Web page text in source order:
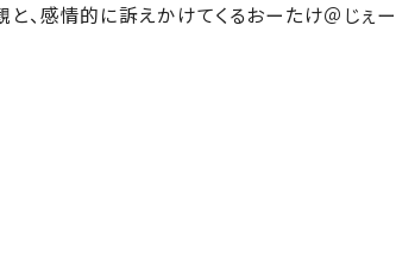
、感情的に訴えかけてくるおーたけ＠じぇ